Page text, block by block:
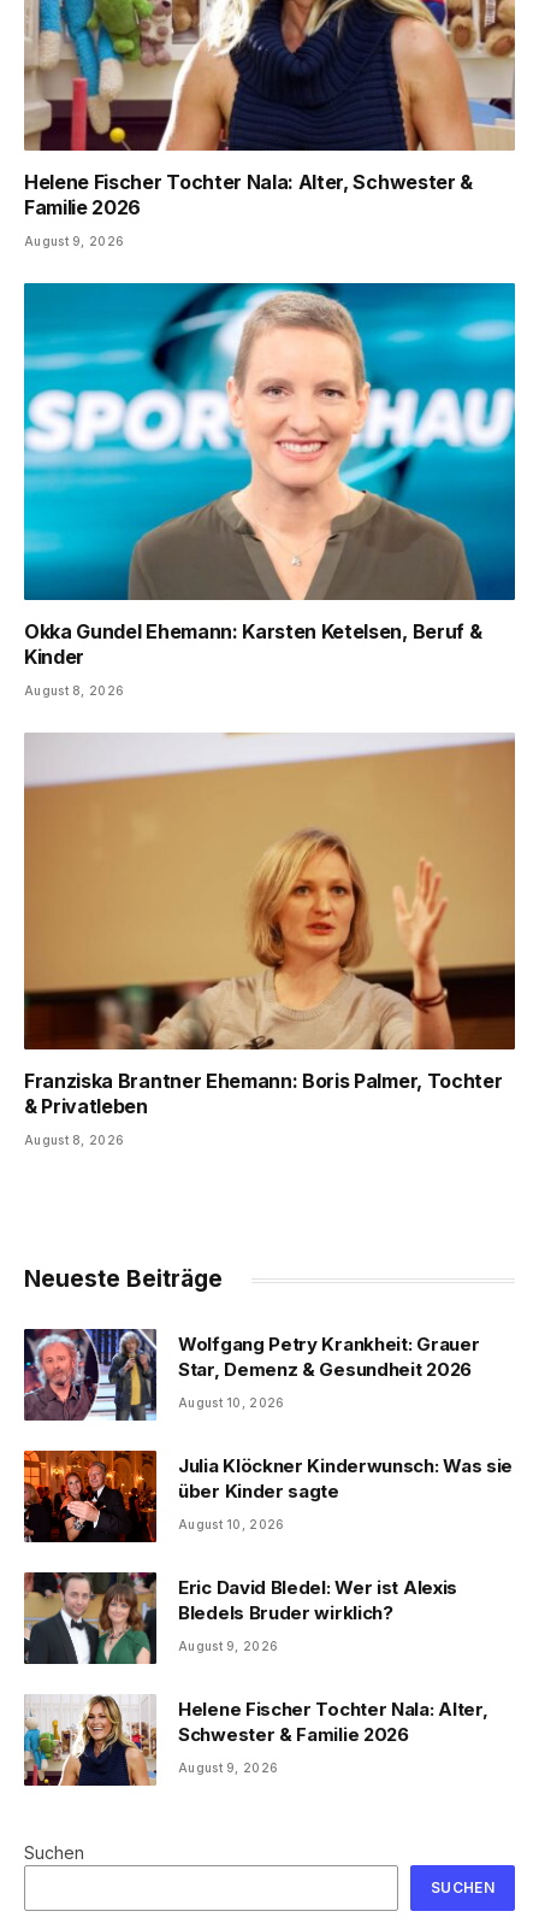
Helene Fischer Tochter Nala: Alter, Schwester &
Familie 2026
August 9, 2026
Okka Gundel Ehemann: Karsten Ketelsen, Beruf &
Kinder
August 8, 2026
Franziska Brantner Ehemann: Boris Palmer, Tochter
& Privatleben
August 8, 2026
Neueste Beiträge
Wolfgang Petry Krankheit: Grauer
Star, Demenz & Gesundheit 2026
August 10, 2026
Julia Klöckner Kinderwunsch: Was sie
über Kinder sagte
August 10, 2026
Eric David Bledel: Wer ist Alexis
Bledels Bruder wirklich?
August 9, 2026
Helene Fischer Tochter Nala: Alter,
Schwester & Familie 2026
August 9, 2026
Suchen
SUCHEN